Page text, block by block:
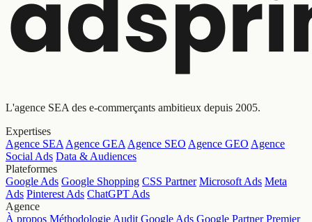
L'agence SEA des e-commerçants ambitieux depuis 2005.
Expertises
Agence SEA Agence GEA Agence SEO Agence GEO Agence
Social Ads Data & Audiences
Plateformes
Google Ads Google Shopping CSS Partner Microsoft Ads Meta
Ads Pinterest Ads ChatGPT Ads
Agence
À propos Méthodologie Audit Google Ads Google Partner Premier